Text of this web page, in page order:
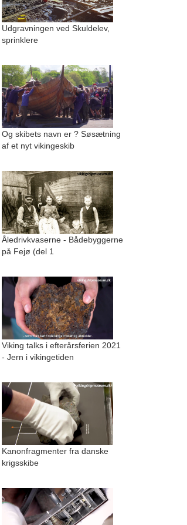
Udgravningen ved Skuldelev,
sprinklere
Og skibets navn er ? Søsætning
af et nyt vikingeskib
Åledrivkvaserne - Bådebyggerne
på Fejø (del 1
Viking talks i efterårsferien 2021
- Jern i vikingetiden
Kanonfragmenter fra danske
krigsskibe